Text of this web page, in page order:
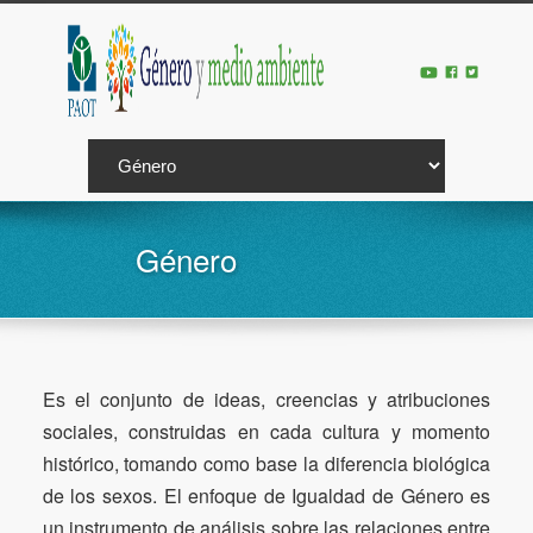
Género
Es el conjunto de ideas, creencias y atribuciones
sociales, construidas en cada cultura y momento
histórico, tomando como base la diferencia biológica
de los sexos. El enfoque de Igualdad de Género es